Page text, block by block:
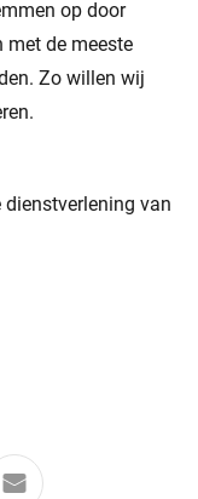
op door
met de meeste
Zo willen wij
van
Delen via e-mail